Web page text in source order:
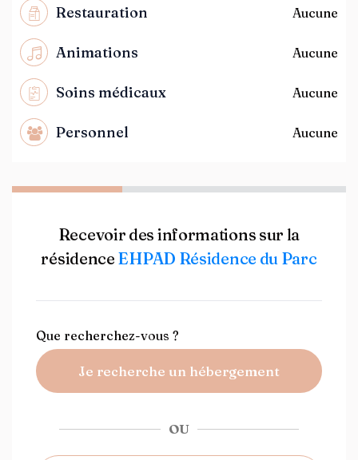
Restauration Aucune
Animations Aucune
Soins médicaux Aucune
Personnel Aucune
Recevoir des informations sur la
résidence EHPAD Résidence du Parc
Que recherchez-vous ?
Je recherche un hébergement
OU